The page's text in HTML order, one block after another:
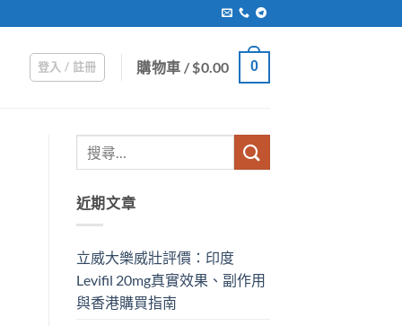
登入 / 註冊 購物車 /$0.00 0
近期文章
立威大樂威壯評價：印度
Levifil 20mg真實效果、副作用
與香港購買指南